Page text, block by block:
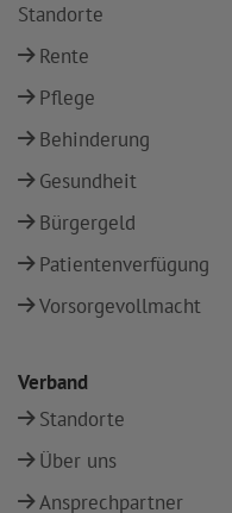
Standorte
Rente
Pflege
Behinderung
Gesundheit
Bürgergeld
Patientenverfügung
Vorsorgevollmacht
Verband
Standorte
Über uns
Ansprechpartner